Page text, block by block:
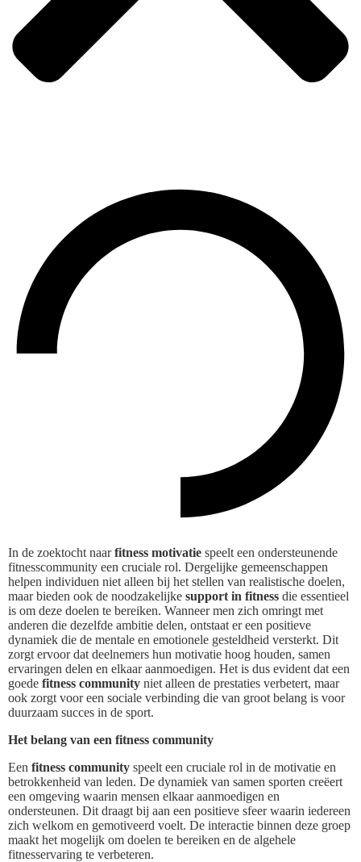
In de zoektocht naarfitness motivatie speelt een ondersteunende
fitnesscommunity een cruciale rol. Dergelijke gemeenschappen
helpen individuen niet alleen bij het stellen van realistische doelen,
maar bieden ook de noodzakelijke support in fitness die essentieel
is om deze doelen te bereiken. Wanneer men zich omringt met
anderen die dezelfde ambitie delen, ontstaat er een positieve
dynamiek die de mentale en emotionele gesteldheid versterkt. Dit
zorgt ervoor dat deelnemers hun motivatie hoog houden, samen
ervaringen delen en elkaar aanmoedigen. Het is dus evident dat een
goede fitness community niet alleen de prestaties verbetert, maar
ook zorgt voor een sociale verbinding die van groot belang is voor
duurzaam succes in de sport.
Het belang van een fitness community
Een fitness community speelt een cruciale rol in de motivatie en
betrokkenheid van leden. De dynamiek van samen sporten creëert
een omgeving waarin mensen elkaar aanmoedigen en
ondersteunen. Dit draagt bij aan een positieve sfeer waarin iedereen
zich welkom en gemotiveerd voelt. De interactie binnen deze groep
maakt het mogelijk om doelen te bereiken en de algehele
fitnesservaring te verbeteren.